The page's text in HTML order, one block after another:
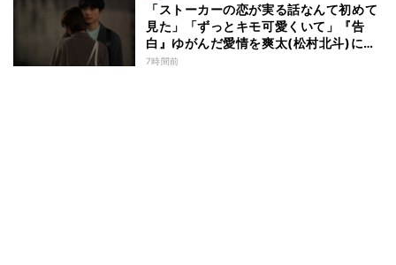
「ストーカーの恋が実る話なんて初めて
見た」「ずっとキモ可愛くいて」『告
白』ゆがんだ愛情を爽太(松村北斗)に向
ける視聴者の声
7時間前